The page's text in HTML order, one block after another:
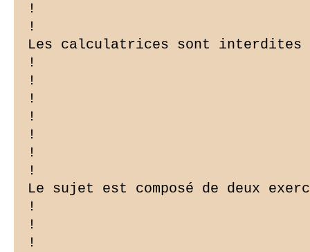
!
!
Les calculatrices sont interdites
!
!
!
!
!
!
!
Le sujet est composé de deux
!
!
!